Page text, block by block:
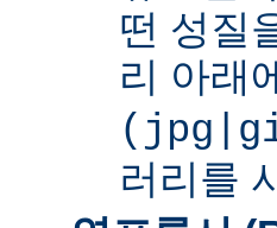
떤 성질
리 아래
러리를